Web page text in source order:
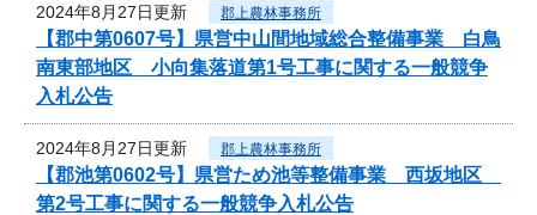
2024年8月27日更新 郡上農林事務所
【郡中第0607号】県営中山間地域総合整備事業 白鳥
南東部地区 小向集落道第1号工事に関する一般競争
入札公告
2024年8月27日更新 郡上農林事務所
【郡池第0602号】県営ため池等整備事業 西坂地区
第2号工事に関する一般競争入札公告